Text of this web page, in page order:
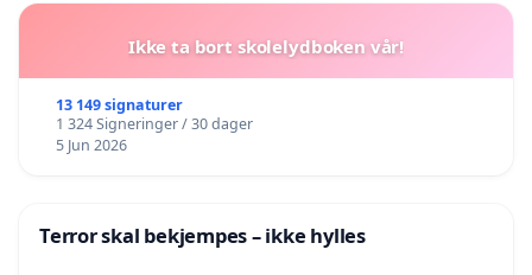
Johnsen, Tore, PhD kandidat, World Christianity,
University of Edinburgh
Jørgensen, Tor Berger, biskop em.
Kartzow, Marianne Bjelland, professor i NT, UiO/TF
praktisk teologi, MF
Ikke ta bort skolelydboken vår!
13 149 signaturer
1 324 Signeringer / 30 dager
5 Jun 2026
Terror skal bekjempes – ikke hylles